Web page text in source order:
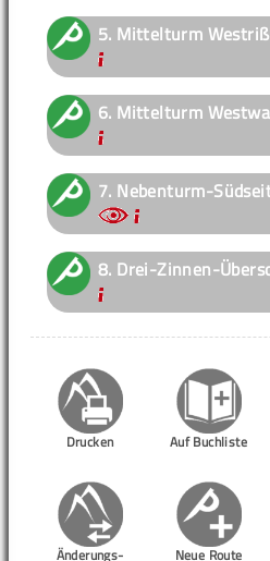
5. Mittelturm Westriß
6. Mittelturm
7. Nebenturm-
8. Drei-Zinnen-
Drucken Auf Buchliste
Änderungs- Neue Route